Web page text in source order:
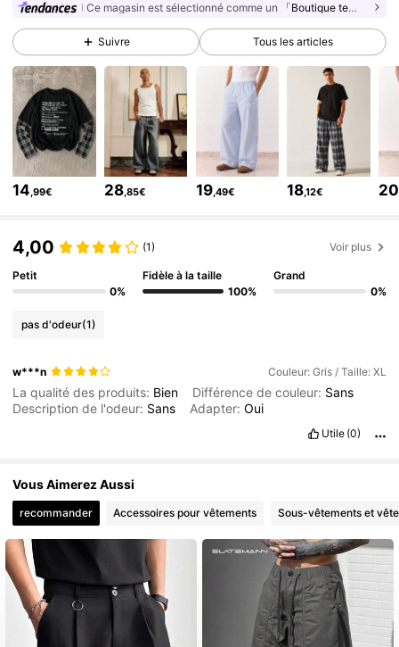
4,81 332K Suiveurs
4,81 332K Suiveurs
332K Suiveurs
4,81 332K Suiveurs
4,81 332K Suiveurs
4,81 332K Suiveurs
4,81
Ce magasin est sélectionné comme un 「Boutique tendance」
Suivre Tous les articles
14,99€ 28,85€ 19,49€ 18,12€ 20
4,00 (1) Voir plus
Petit
0%
Fidèle à la taille
100%
Grand
0%
pas d'odeur(1)
w***n Couleur: Gris / Taille: XL
La qualité des produits: Bien Différence de couleur: Sans
Description de l'odeur: Sans Adapter:Oui
Utile (0)
Vous Aimerez Aussi
recommander Accessoires pour vêtements Sous-vêtements et